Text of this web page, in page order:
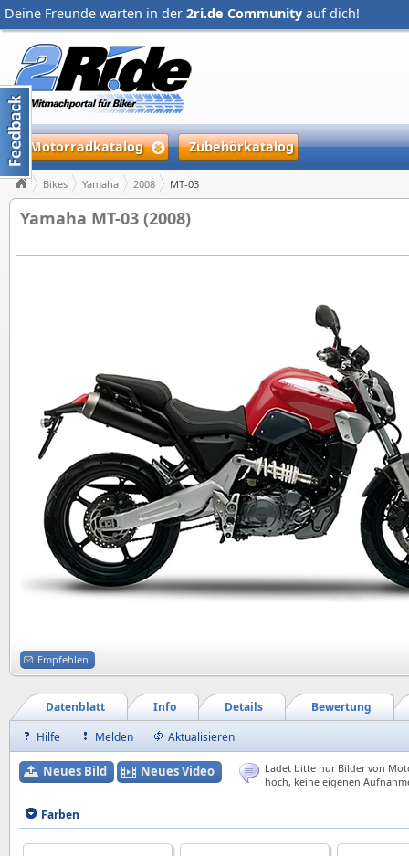
Deine Freunde warten in der 2ri.de Community auf dich!
Motorradkatalog Zubehörkatalog
Bikes Yamaha 2008 MT-03
Yamaha MT-03 (2008)
Empfehlen
Bewertung
Details
Info
Datenblatt
Hilfe
Melden Aktualisieren
Neues Bild Neues Video
Ladet bitte nur Bilder von
hoch, keine eigenen
Farben